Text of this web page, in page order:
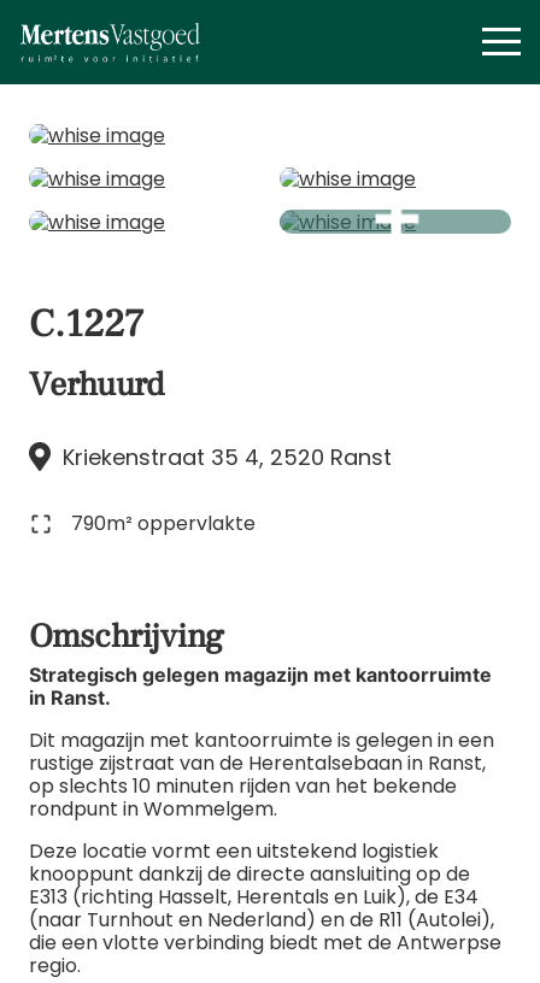
C.1227
Verhuurd
Kriekenstraat 35 4, 2520 Ranst
790m² oppervlakte
Omschrijving
Strategisch gelegen magazijn met kantoorruimte
in Ranst.
Dit magazijn met kantoorruimte is gelegen in een
rustige zijstraat van de Herentalsebaan in Ranst,
op slechts 10 minuten rijden van het bekende
rondpunt in Wommelgem.
Deze locatie vormt een uitstekend logistiek
knooppunt dankzij de directe aansluiting op de
E313 (richting Hasselt, Herentals en Luik), de E34
(naar Turnhout en Nederland) en de R11 (Autolei),
die een vlotte verbinding biedt met de Antwerpse
regio.